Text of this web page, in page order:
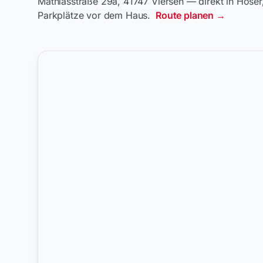
Parkplätze vor dem Haus. Route planen →